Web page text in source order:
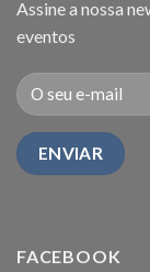
Assine a nossa
eventos
FACEBOOK